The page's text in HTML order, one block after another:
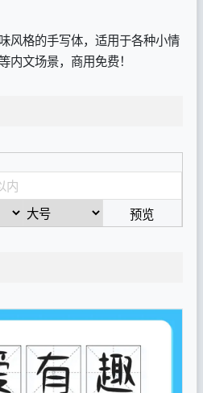
风格的手写体，适用于各种小情
内文场景，商用免费！
预览